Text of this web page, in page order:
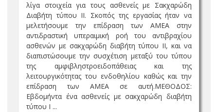
λίγα στοιχεία για τους ασθενείς με Σακχαρώδη
Διαβήτη τύπου II. Σκοπός της εργασίας ήταν να
μελετήσουμε την επίδραση των ΑΜΕΑ στην
αντιδραστική υπεραιμική ροή του αντιβραχίου
ασθενών με σακχαρώδη διαβήτη τύπου II, και να
διαπιστώσουμε την συσχέτιση μεταξύ του τύπου
της αμφιβληστροειδοπάθειας και της
λειτουργικότητας του ενδοθηλίου καθώς και την
επίδραση των ΑΜΕΑ σε αυτή.ΜΕΘΟΔΟΣ:
Εβδομήντα ένα ασθενείς με σακχαρώδη διαβήτη
τύπου I ...